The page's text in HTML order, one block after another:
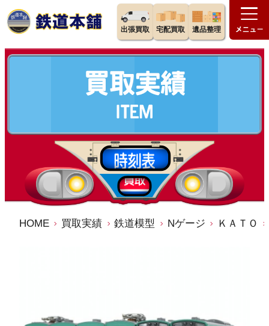
出張買取 宅配買取 遺品整理
HOME 買取実績 鉄道模型 Nゲージ ＫＡＴＯ